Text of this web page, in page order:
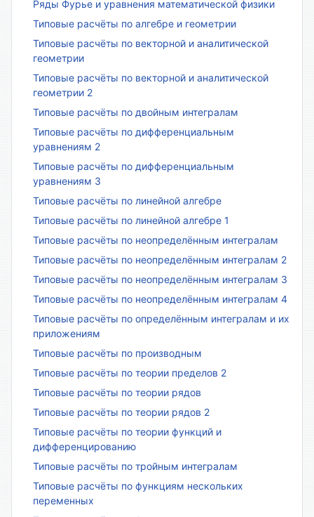
Ряды Фурье и уравнения математической физики
Типовые расчёты по алгебре и геометрии
Типовые расчёты по векторной и аналитической
геометрии
Типовые расчёты по векторной и аналитической
геометрии 2
Типовые расчёты по двойным интегралам
Типовые расчёты по дифференциальным
уравнениям 2
Типовые расчёты по дифференциальным
уравнениям 3
Типовые расчёты по линейной алгебре
Типовые расчёты по линейной алгебре 1
Типовые расчёты по неопределённым интегралам
Типовые расчёты по неопределённым интегралам 2
Типовые расчёты по неопределённым интегралам 3
Типовые расчёты по неопределённым интегралам 4
Типовые расчёты по определённым интегралам и их
приложениям
Типовые расчёты по производным
Типовые расчёты по теории пределов 2
Типовые расчёты по теории рядов
Типовые расчёты по теории рядов 2
Типовые расчёты по теории функций и
дифференцированию
Типовые расчёты по тройным интегралам
Типовые расчёты по функциям нескольких
переменных